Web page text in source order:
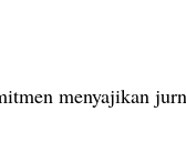
menyajikan